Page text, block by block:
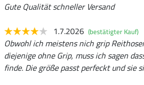
Gute Qualität schneller Versand
1.7.2026 (bestätigter Kauf)
Obwohl ich meistens nich grip
diejenige ohne Grip, muss ich sagen
finde. Die größe passt perfeckt und sie